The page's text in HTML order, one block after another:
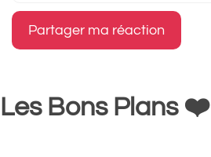
Les Bons Plans ❤️